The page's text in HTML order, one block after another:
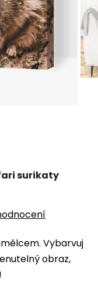
Vybarvuj
obraz,
surikaty